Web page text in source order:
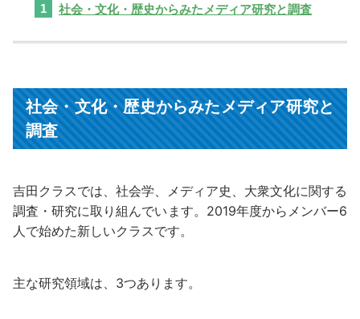
社会・文化・歴史からみたメディア研究と調査
社会・文化・歴史からみたメディア研究と
調査
吉田クラスでは、社会学、メディア史、大衆文化に関する
調査・研究に取り組んでいます。2019年度からメンバー6
人で始めた新しいクラスです。
主な研究領域は、3つあります。